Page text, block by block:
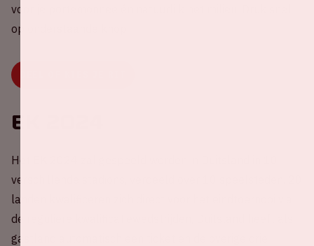
voor je portemonnee én natuurlijk het milieu. Druk snel
op onderstaande knop.
EK 2024
Het EK 2024 zal gespeeld worden in Duitsland in 10
verschillende stadions, verdeeld over 10 speelsteden. 20
landen kwalificeren zich direct voor het eindtoernooi via
de reguliere kwalificatiewedstrijden, Duitsland heeft als
gastland automatisch een ticket en de overige drie